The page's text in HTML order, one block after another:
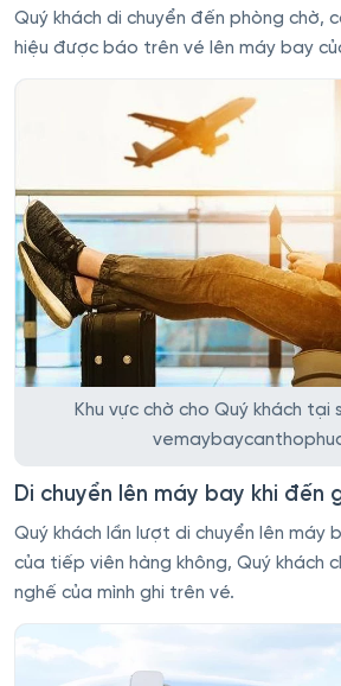
Quý khách di chuyển đến phòng chờ,
hiệu được báo trên vé lên máy bay
Khu vực chờ cho Quý khách tại
Di chuyển lên máy bay khi đến
Quý khách lần lượt di chuyển lên máy
của tiếp viên hàng không, Quý khách
nghế của mình ghi trên vé.